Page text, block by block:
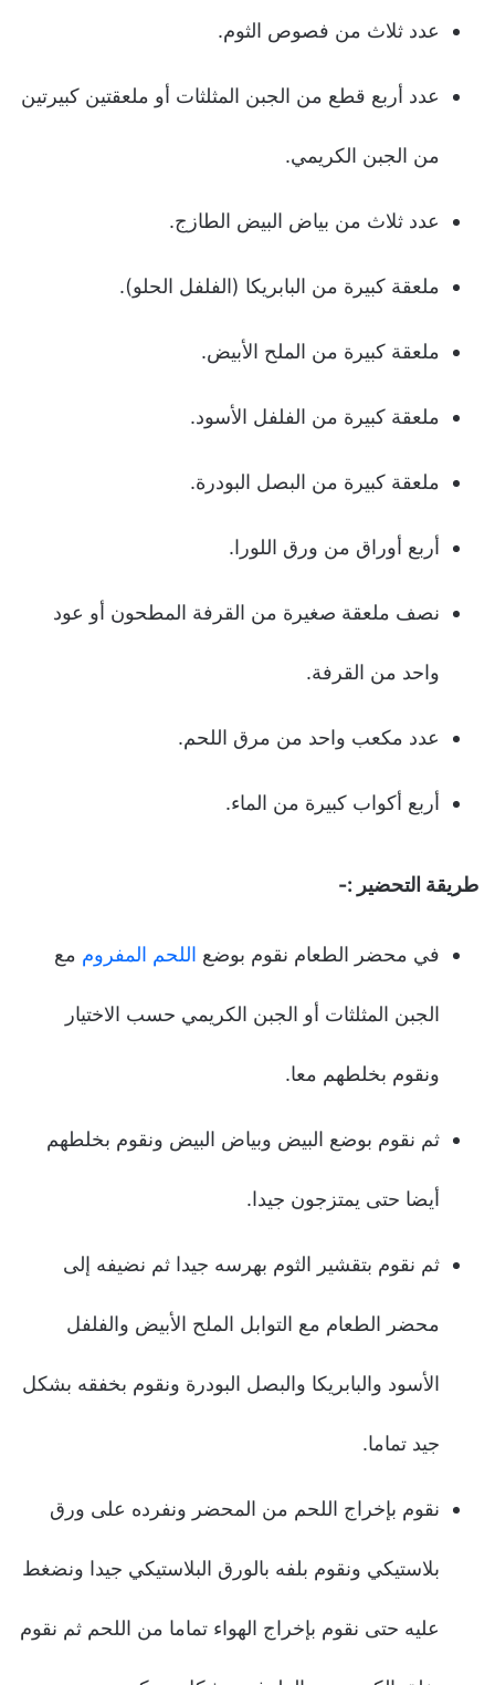
عدد ثلاث من فصوص الثوم.
عدد أربع قطع من الجبن المثلثات أو ملعقتين كبيرتين
من الجبن الكريمي.
عدد ثلاث من بياض البيض الطازج.
ملعقة كبيرة من البابريكا (الفلفل الحلو).
ملعقة كبيرة من الملح الأبيض.
ملعقة كبيرة من الفلفل الأسود.
ملعقة كبيرة من البصل البودرة.
أربع أوراق من ورق اللورا.
نصف ملعقة صغيرة من القرفة المطحون أو عود
واحد من القرفة.
عدد مكعب واحد من مرق اللحم.
أربع أكواب كبيرة من الماء.
طريقة التحضير :-
في محضر الطعام نقوم بوضع اللحم المفروم مع
الجبن المثلثات أو الجبن الكريمي حسب الاختيار
ونقوم بخلطهم معا.
ثم نقوم بوضع البيض وبياض البيض ونقوم بخلطهم
أيضا حتى يمتزجون جيدا.
ثم نقوم بتقشير الثوم بهرسه جيدا ثم نضيفه إلى
محضر الطعام مع التوابل الملح الأبيض والفلفل
الأسود والبابريكا والبصل البودرة ونقوم بخفقه بشكل
جيد تماما.
نقوم بإخراج اللحم من المحضر ونفرده على ورق
بلاستيكي ونقوم بلفه بالورق البلاستيكي جيدا ونضغط
عليه حتى نقوم بإخراج الهواء تماما من اللحم ثم نقوم